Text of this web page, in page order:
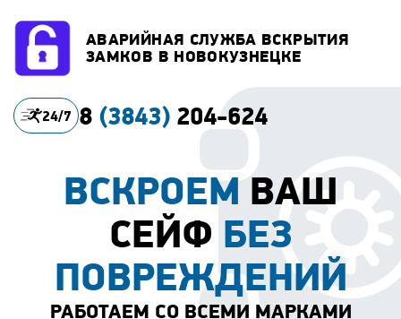
АВАРИЙНАЯ СЛУЖБА ВСКРЫТИЯ
ЗАМКОВ В НОВОКУЗНЕЦКЕ
8 (3843) 204-624
24/7
ВСКРОЕМВАШ
СЕЙФ БЕЗ
ПОВРЕЖДЕНИЙ
РАБОТАЕМ СО ВСЕМИ МАРКАМИ